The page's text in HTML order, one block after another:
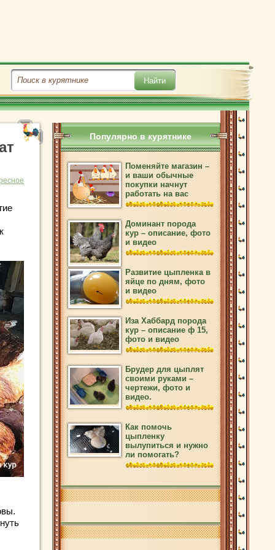
Популярно в курятнике
Поменяйте магазин –
и ваши обычные
покупки начнут
работать на вас
Доминант порода
кур – описание, фото
и видео
Развитие цыпленка в
яйце по дням, фото
и видео
Иза Хаббард порода
кур – описание ф 15,
фото и видео
Брудер для цыплят
своими руками –
чертежи, фото и
видео.
Как помочь
цыпленку
вылупиться и нужно
ли помогать?